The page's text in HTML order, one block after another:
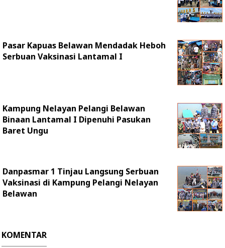
Pasar Kapuas Belawan Mendadak Heboh
Serbuan Vaksinasi Lantamal I
Kampung Nelayan Pelangi Belawan
Binaan Lantamal I Dipenuhi Pasukan
Baret Ungu
Danpasmar 1 Tinjau Langsung Serbuan
Vaksinasi di Kampung Pelangi Nelayan
Belawan
KOMENTAR